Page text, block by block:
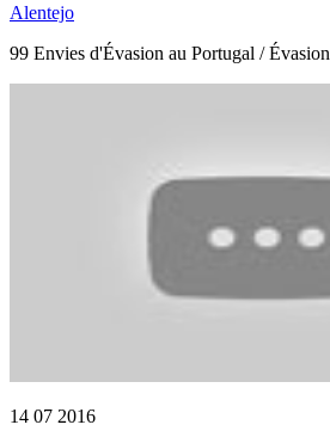
Alentejo
99 Envies d'Évasion au Portugal / Évasion
14 07 2016